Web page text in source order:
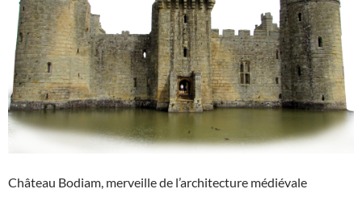
Château Bodiam, merveille de l’architecture médiévale